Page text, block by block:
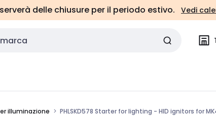
delle chiusure per il periodo estivo. Vedi
illuminazione PHLSKD578 Starter for lighting - HID ignitors for